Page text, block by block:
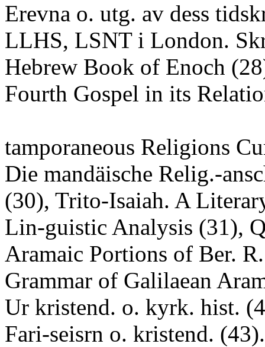
Erevna o. utg. av dess
LLHS, LSNT i London.
Hebrew Book of Enoch
Fourth Gospel in its
tamporaneous Religions
Die mandäische Relig.-
(30), Trito-Isaiah. A
Lin-guistic Analysis (31),
Aramaic Portions of Ber.
Grammar of Galilaean
Ur kristend. o. kyrk. hist.
Fari-seisrn o. kristend.